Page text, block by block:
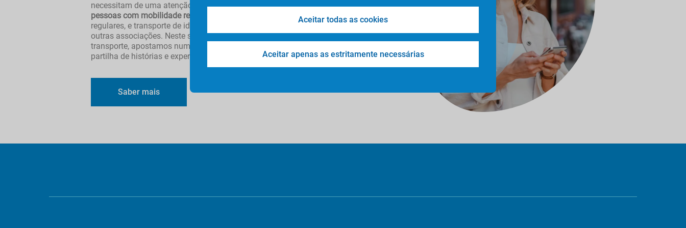
Aceitar todas as cookies
Aceitar apenas as estritamente necessárias
necessitam de uma atenção especial. Aqui enquadram-se otransporte de
pessoas com mobilidade reduzida
, para serviços de fisioterapia e tratamentos
regulares, e transporte de idosos, em deslocações para centros de dia, lares e
outras associações. Neste serviço, para além da eficiência e qualidade de
transporte, apostamos num acompanhamento mais personalizado e repleto de
partilha de histórias e experiências.
Saber mais